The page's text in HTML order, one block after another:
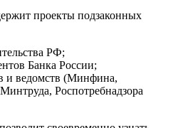
проекты подзаконных
РФ;
Банка России;
и ведомств (Минфина,
Роспотребнадзора